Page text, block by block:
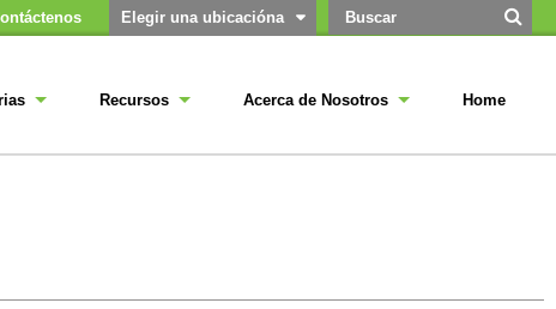
Elegir una ubicacióna
Recursos Acerca de Nosotros Home